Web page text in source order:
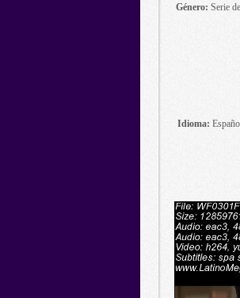
Género: Serie
Idioma: